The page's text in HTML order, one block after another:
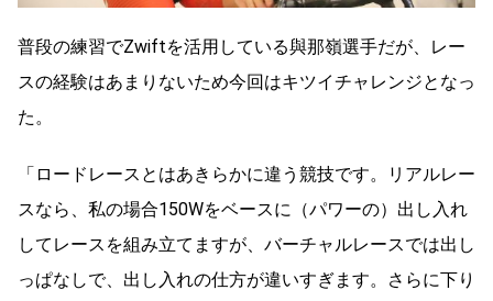
普段の練習でZwiftを活用している與那嶺選手だが、レー
スの経験はあまりないため今回はキツイチャレンジとなっ
た。
「ロードレースとはあきらかに違う競技です。リアルレー
スなら、私の場合150Wをベースに（パワーの）出し入れ
してレースを組み立てますが、バーチャルレースでは出し
っぱなしで、出し入れの仕方が違いすぎます。さらに下り